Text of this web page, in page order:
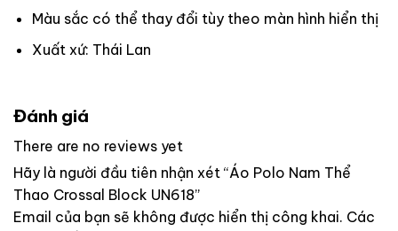
Màu sắc có thể thay đổi tùy theo màn hình hiển thị
Xuất xứ: Thái Lan
Đánh giá
There are no reviews yet
Hãy là người đầu tiên nhận xét “Áo Polo Nam Thể
Thao Crossal Block UN618”
Email của bạn sẽ không được hiển thị công khai. Các